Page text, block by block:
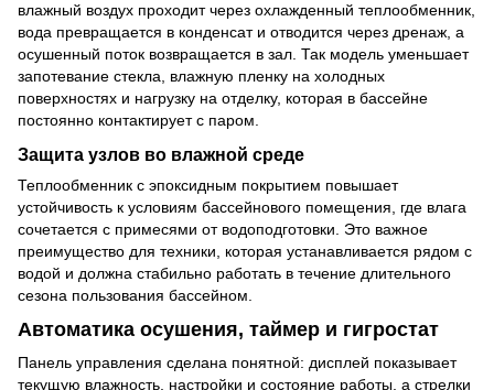
влажный воздух проходит через охлажденный теплообменник,
вода превращается в конденсат и отводится через дренаж, а
осушенный поток возвращается в зал. Так модель уменьшает
запотевание стекла, влажную пленку на холодных
поверхностях и нагрузку на отделку, которая в бассейне
постоянно контактирует с паром.
Защита узлов во влажной среде
Теплообменник с эпоксидным покрытием повышает
устойчивость к условиям бассейнового помещения, где влага
сочетается с примесями от водоподготовки. Это важное
преимущество для техники, которая устанавливается рядом с
водой и должна стабильно работать в течение длительного
сезона пользования бассейном.
Автоматика осушения, таймер и гигростат
Панель управления сделана понятной: дисплей показывает
текущую влажность, настройки и состояние работы, а стрелки